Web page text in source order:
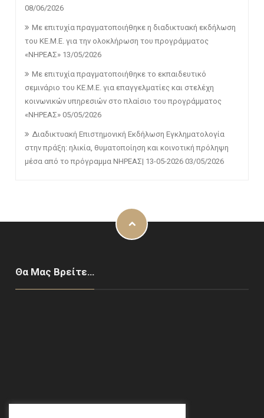
08/06/2026
Με επιτυχία πραγματοποιήθηκε η διαδικτυακή εκδήλωση
του ΚΕ.Μ.Ε. για την ολοκλήρωση του προγράμματος
«ΝΗΡΕΑΣ» 13/05/2026
Με επιτυχία πραγματοποιήθηκε το εκπαιδευτικό
σεμινάριο του ΚΕ.Μ.Ε. για επαγγελματίες και στελέχη
κοινωνικών υπηρεσιών στο πλαίσιο του προγράμματος
«ΝΗΡΕΑΣ» 05/05/2026
Διαδικτυακή Επιστημονική Εκδήλωση Εγκληματολογία
στην πράξη: ηλικία, θυματοποίηση και κοινοτική πρόληψη
μέσα από το πρόγραμμα ΝΗΡΕΑΣ| 13-05-2026 03/05/2026
Θα Μας Βρείτε…